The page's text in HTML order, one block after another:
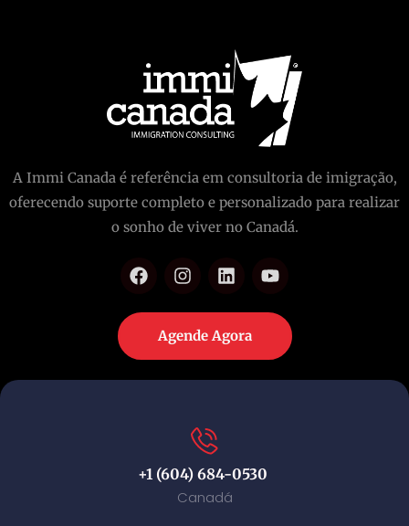
A Immi Canada é referência em consultoria de imigração,
oferecendo suporte completo e personalizado para realizar
o sonho de viver no Canadá.
Agende Agora
+1 (604) 684-0530
Canadá